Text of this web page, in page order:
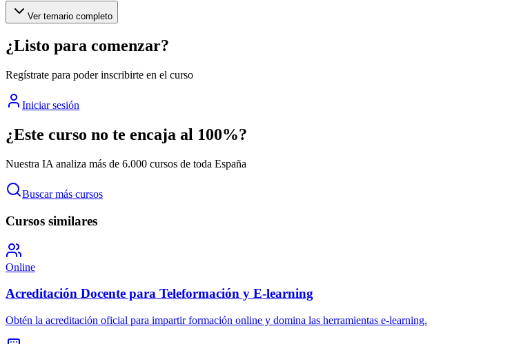
Ver temario completo
¿Listo para comenzar?
Regístrate para poder inscribirte en el curso
Iniciar sesión
¿Este curso no te encaja al 100%?
Nuestra IA analiza más de 6.000 cursos de toda España
Buscar más cursos
Cursos similares
Online
Acreditación Docente para Teleformación y E-learning
Obtén la acreditación oficial para impartir formación online y domina las herramientas e-learning.